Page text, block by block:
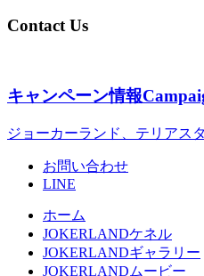
Contact Us
キャンペーン情報
ジョーカーランド、テリアス
お問い合わせ
LINE
ホーム
JOKERLANDケネル
JOKERLANDギャラリー
JOKERLANDムービー